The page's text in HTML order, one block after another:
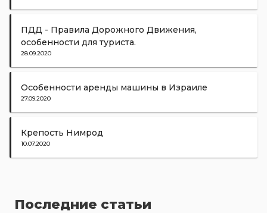
ПДД - Правила Дорожного Движения,
особенности для туриста.
28.09.2020
Особенности аренды машины в Израиле
27.09.2020
Крепость Нимрод
10.07.2020
Последние статьи